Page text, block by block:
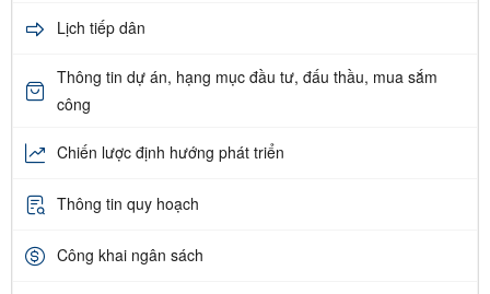
Lịch tiếp dân
Thông tin dự án, hạng mục đầu tư, đấu thầu, mua sắm
công
Chiến lược định hướng phát triển
Thông tin quy hoạch
Công khai ngân sách